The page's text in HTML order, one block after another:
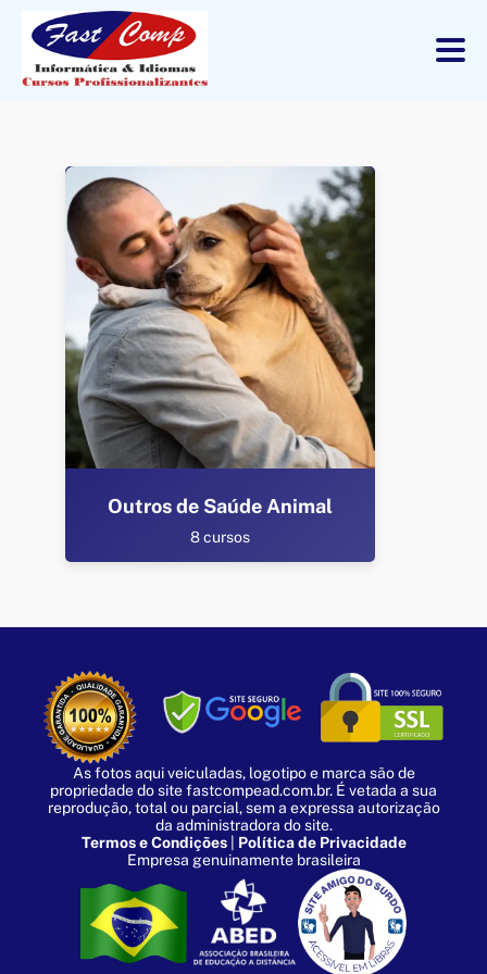
Outros de Saúde Animal
8 cursos
As fotos aqui veiculadas, logotipo e marca são de
propriedade do site fastcompead.com.br. É vetada a sua
reprodução, total ou parcial, sem a expressa autorização
da administradora do site.
Termos e Condições| Política de Privacidade
Empresa genuinamente brasileira